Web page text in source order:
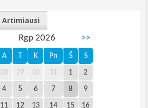
Artimiausi
Rgp 2026 >>
A T K Pn Š S
28 29 30 31 1 2
4 5 6 7 8 9
11 12 13 14 15 16